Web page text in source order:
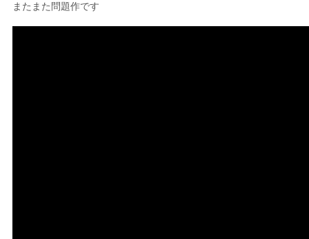
またまた問題作です